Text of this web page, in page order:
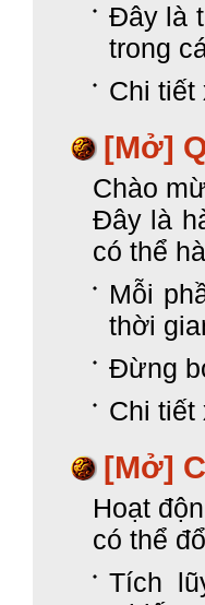
Đây là
trong
Chi tiết
[Mở]
Chào
Đây là
có thể
Mỗi
thời
Đừng
Chi tiết
[Mở]
Hoạt
có thể
Tích